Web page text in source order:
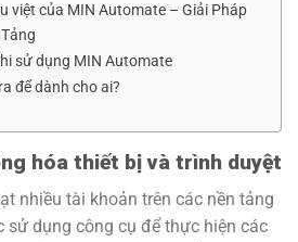
việt của MIN Automate – Giải Pháp
sử dụng MIN Automate
để dành cho ai?
hóa thiết bị và trình duyệt
nhiều tài khoản trên các nền tảng
sử dụng công cụ để thực hiện các